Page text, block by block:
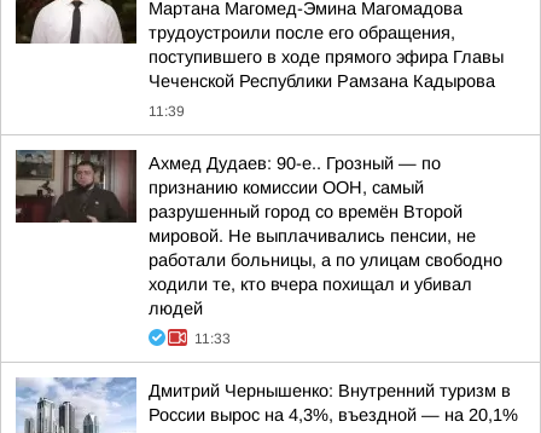
Мартана Магомед-Эмина Магомадова
трудоустроили после его обращения,
поступившего в ходе прямого эфира Главы
Чеченской Республики Рамзана Кадырова
11:39
Ахмед Дудаев: 90-е.. Грозный — по
признанию комиссии ООН, самый
разрушенный город со времён Второй
мировой. Не выплачивались пенсии, не
работали больницы, а по улицам свободно
ходили те, кто вчера похищал и убивал
людей
11:33
Дмитрий Чернышенко: Внутренний туризм в
России вырос на 4,3%, въездной — на 20,1%